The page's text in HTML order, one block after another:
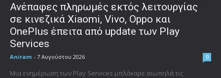
Ανέπαφες πληρωμές εκτός λειτουργίας
σε κινεζικά Xiaomi, Vivo, Oppo και
OnePlus έπειτα από update των Play
Services
Aniram - 7 Αυγούστου 2026 0
Μια ενημέρωση των Play Services μπλόκαρε σιωπηλά τις